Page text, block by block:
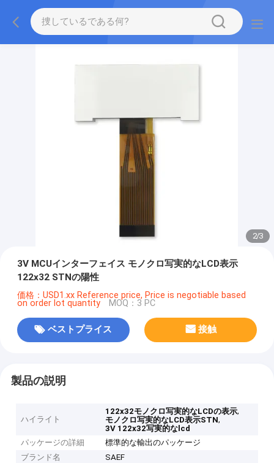
2/3
3V MCUインターフェイス モノクロ写実的なLCD表示
122x32 STNの陽性
価格：USD1.xx Reference price, Price is negotiable based
on order lot quantity MOQ：3 PC
ベストプライス 接触
製品の説明
ハイライト
122x32モノクロ写実的なLCDの表示,
モノクロ写実的なLCD表示STN,
3V 122x32写実的なlcd
パッケージの詳細
標準的な輸出のパッケージ
ブランド名
SAEF